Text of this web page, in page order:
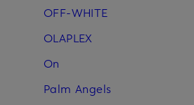
OFF-WHITE
OLAPLEX
On
Palm Angels